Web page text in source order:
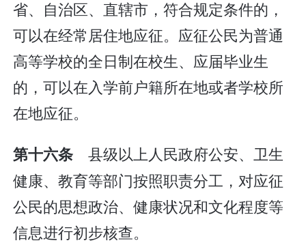
省、自治区、直辖市，符合规定条件的，
可以在经常居住地应征。应征公民为普通
高等学校的全日制在校生、应届毕业生
的，可以在入学前户籍所在地或者学校所
在地应征。
第十六条 县级以上人民政府公安、卫生
健康、教育等部门按照职责分工，对应征
公民的思想政治、健康状况和文化程度等
信息进行初步核查。